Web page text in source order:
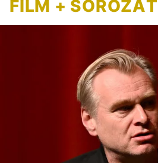
FILM + SOROZAT